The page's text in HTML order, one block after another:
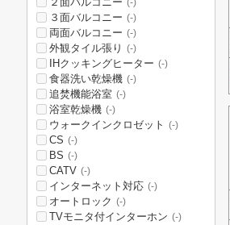
(-)
３面バルコニー (-)
両面バルコニー (-)
外観タイル張り (-)
IHクッキングヒーター (-)
食器洗い乾燥機 (-)
追焚機能浴室 (-)
浴室乾燥機 (-)
ウォークインクロゼット (-)
CS (-)
BS (-)
CATV (-)
インターネット対応 (-)
オートロック (-)
TVモニタ付インターホン (-)